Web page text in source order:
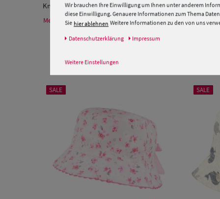
Knautschbarer BortenTrilbyfür Kinder zweifarbig aus
Mehr Informationen zum Hersteller und EU
SALE SALE
Wir brauchen Ihre Einwilligung um Ihnen unter anderem
diese Einwilligung. Genauere Informationen zum Thema
Sie hier ablehnen Weitere Informationen zu den von uns
Daten­schutz­erklärung Impressum
Weitere Einstellungen